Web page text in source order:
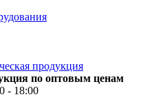
по оптовым ценам
- 18:00